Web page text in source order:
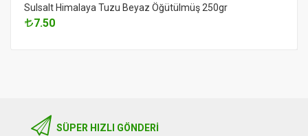
Sulsalt Himalaya Tuzu Beyaz Öğütülmüş 250gr
7.50
SÜPER HIZLI GÖNDERI